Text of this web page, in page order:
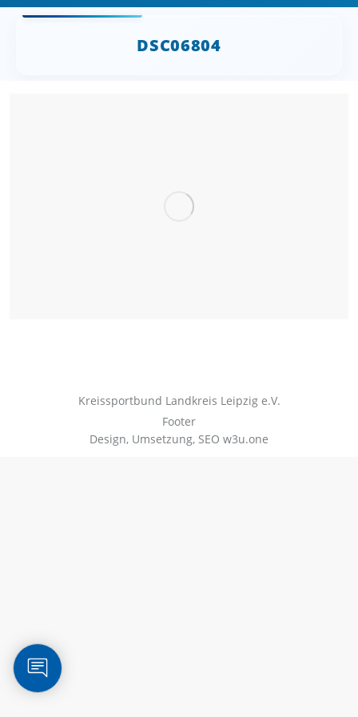
DSC06804
Kreissportbund Landkreis Leipzig e.V.
Footer
Design, Umsetzung, SEO w3u.one